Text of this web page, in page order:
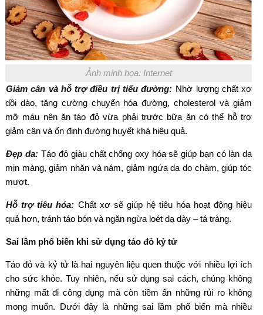
Ảnh minh họa: Internet
Giảm cân và hỗ trợ điều trị tiểu đường: Nhờ lượng chất xơ
dồi dào, tăng cường chuyển hóa đường, cholesterol và giảm
mỡ máu nên ăn táo đỏ vừa phải trước bữa ăn có thể hỗ trợ
giảm cân và ổn định đường huyết khá hiệu quả.
Đẹp da: Táo đỏ giàu chất chống oxy hóa sẽ giúp bạn có làn da
mịn màng, giảm nhăn và nám, giảm ngứa da do chàm, giúp tóc
mượt.
Hỗ trợ tiêu hóa: Chất xơ sẽ giúp hệ tiêu hóa hoạt động hiệu
quả hơn, tránh táo bón và ngăn ngừa loét dạ dày – tá tràng.
Sai lầm phổ biến khi sử dụng táo đỏ kỷ tử
Táo đỏ và kỷ tử là hai nguyên liệu quen thuộc với nhiều lợi ích
cho sức khỏe. Tuy nhiên, nếu sử dụng sai cách, chúng không
những mất đi công dụng mà còn tiềm ẩn những rủi ro không
mong muốn. Dưới đây là những sai lầm phổ biến mà nhiều